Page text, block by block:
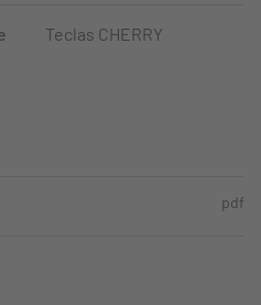
Teclas CHERRY
pdf